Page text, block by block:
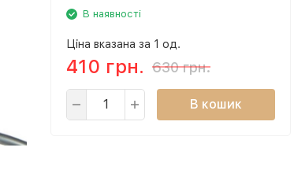
В наявності
Ціна вказана за 1 од.
410 грн. 630 грн.
В кошик